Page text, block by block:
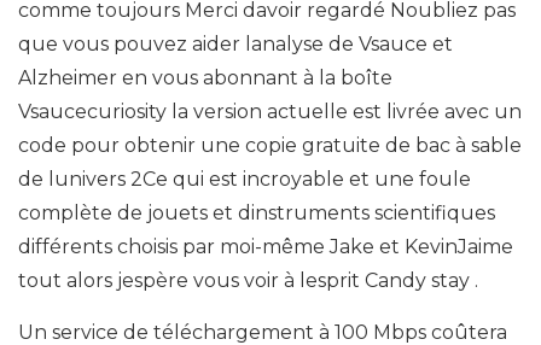
comme toujours Merci davoir regardé Noubliez pas
que vous pouvez aider lanalyse de Vsauce et
Alzheimer en vous abonnant à la boîte
Vsaucecuriosity la version actuelle est livrée avec un
code pour obtenir une copie gratuite de bac à sable
de lunivers 2Ce qui est incroyable et une foule
complète de jouets et dinstruments scientifiques
différents choisis par moi-même Jake et KevinJaime
tout alors jespère vous voir à lesprit Candy stay .
Un service de téléchargement à 100 Mbps coûtera